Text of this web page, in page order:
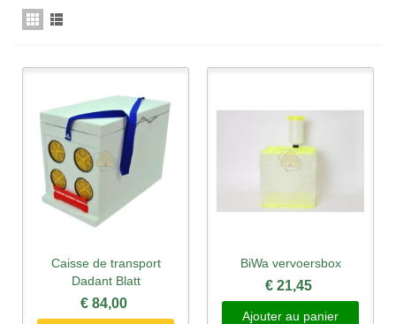
Caisse de transport
Dadant Blatt
€ 84,00
BiWa vervoersbox
€ 21,45
Ajouter au panier